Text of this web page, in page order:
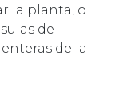
la planta, o
de
de la